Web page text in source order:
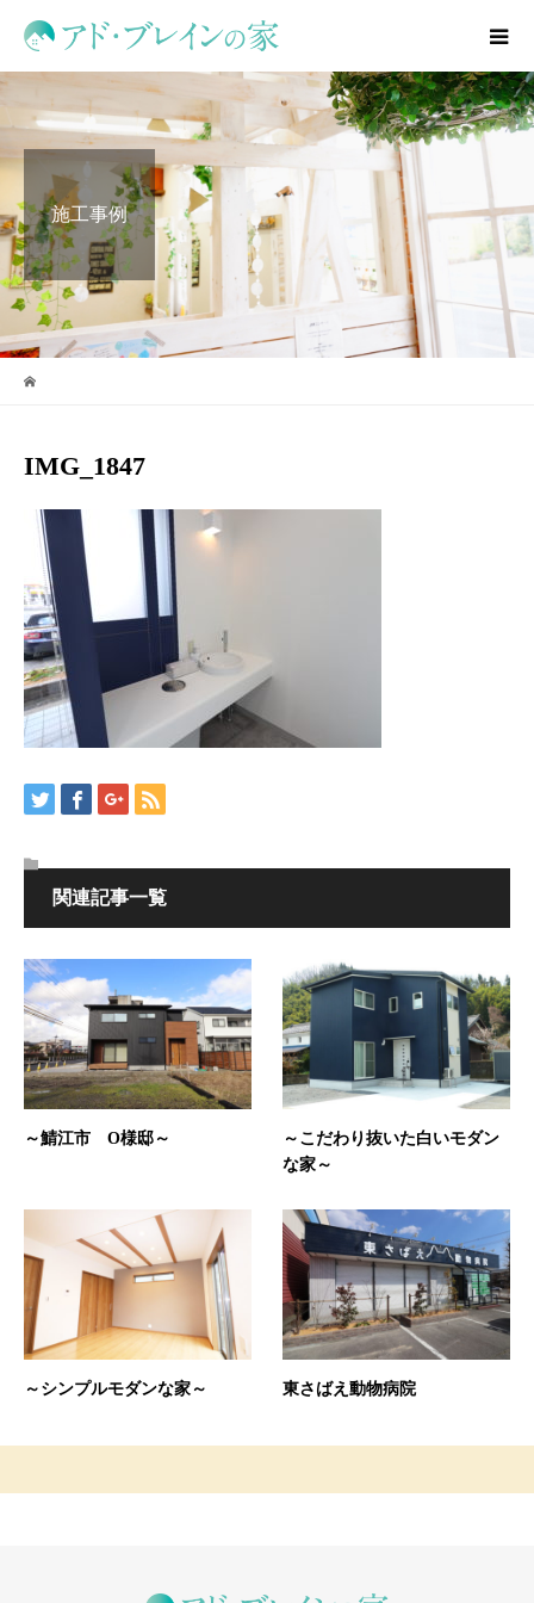
施工事例
IMG_1847
関連記事一覧
～鯖江市 O様邸～
～こだわり抜いた白いモダン
な家～
～シンプルモダンな家～ 東さばえ動物病院